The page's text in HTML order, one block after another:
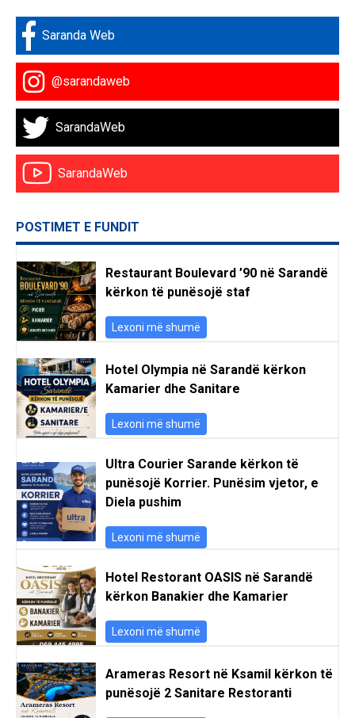
Saranda Web
@sarandaweb
SarandaWeb
SarandaWeb
POSTIMET E FUNDIT
Restaurant Boulevard ’90 në Sarandë
kërkon të punësojë staf
Lexoni më shumë
Hotel Olympia në Sarandë kërkon
Kamarier dhe Sanitare
Lexoni më shumë
Ultra Courier Sarande kërkon të
punësojë Korrier. Punësim vjetor, e
Diela pushim
Lexoni më shumë
Hotel Restorant OASIS në Sarandë
kërkon Banakier dhe Kamarier
Lexoni më shumë
Arameras Resort në Ksamil kërkon të
punësojë 2 Sanitare Restoranti